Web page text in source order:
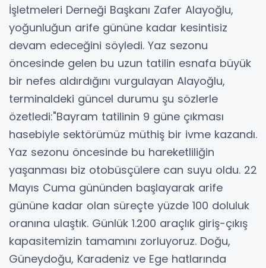
İşletmeleri Derneği Başkanı Zafer Alayoğlu,
yoğunluğun arife gününe kadar kesintisiz
devam edeceğini söyledi. Yaz sezonu
öncesinde gelen bu uzun tatilin esnafa büyük
bir nefes aldırdığını vurgulayan Alayoğlu,
terminaldeki güncel durumu şu sözlerle
özetledi:"Bayram tatilinin 9 güne çıkması
hasebiyle sektörümüz müthiş bir ivme kazandı.
Yaz sezonu öncesinde bu hareketliliğin
yaşanması biz otobüsçülere can suyu oldu. 22
Mayıs Cuma gününden başlayarak arife
gününe kadar olan süreçte yüzde 100 doluluk
oranına ulaştık. Günlük 1.200 araçlık giriş-çıkış
kapasitemizin tamamını zorluyoruz. Doğu,
Güneydoğu, Karadeniz ve Ege hatlarında